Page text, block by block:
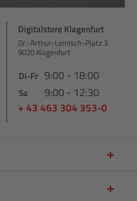
Digitalstore Klagenfurt
Dr.-Arthur-Lemisch-Platz 3
9020 Klagenfurt
Di-Fr 9:00 - 18:00
Sa 9:00 - 12:30
+ 43 463 304 353-0